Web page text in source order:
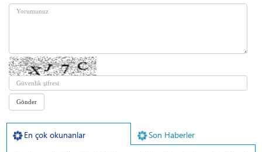
En çok okunanlar Son Haberler